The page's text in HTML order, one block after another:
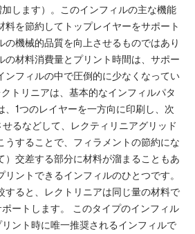
します）。このインフィルの主な機能
料を節約してトップレイヤーをサポート
の機械的品質を向上させるものではあり
の材料消費量とプリント時間は、サポー
ンフィルの中で圧倒的に少なくなってい
トリニアは、基本的なインフィルパタ
、1つのレイヤーを一方向に印刷し、次
るなどして、レクティリニアグリッド
うすることで、フィラメントの節約にな
）交差する部分に材料が溜まることもあ
リントできるインフィルのひとつです。
すると、レクトリニアは同じ量の材料で
ートします。 このタイプのインフィル
ント時に唯一推奨されるインフィルで